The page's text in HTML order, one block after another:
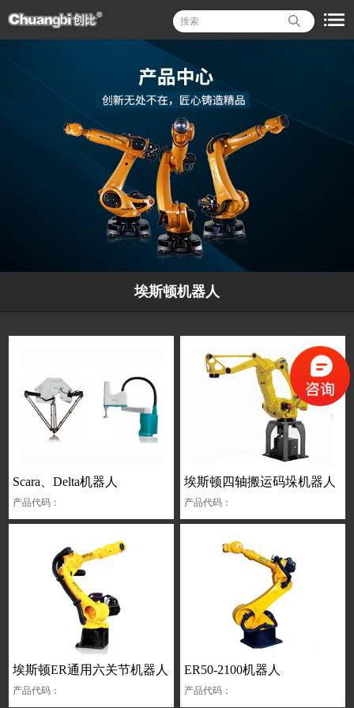
埃斯顿机器人
Scara、Delta机器人
产品代码：
埃斯顿四轴搬运码垛机器人
产品代码：
埃斯顿ER通用六关节机器人
产品代码：
ER50-2100机器人
产品代码：